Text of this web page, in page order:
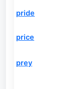
pride
price
prey